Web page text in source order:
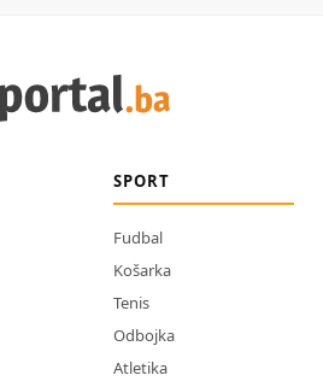
SPORT
Fudbal
Košarka
Tenis
Odbojka
Atletika